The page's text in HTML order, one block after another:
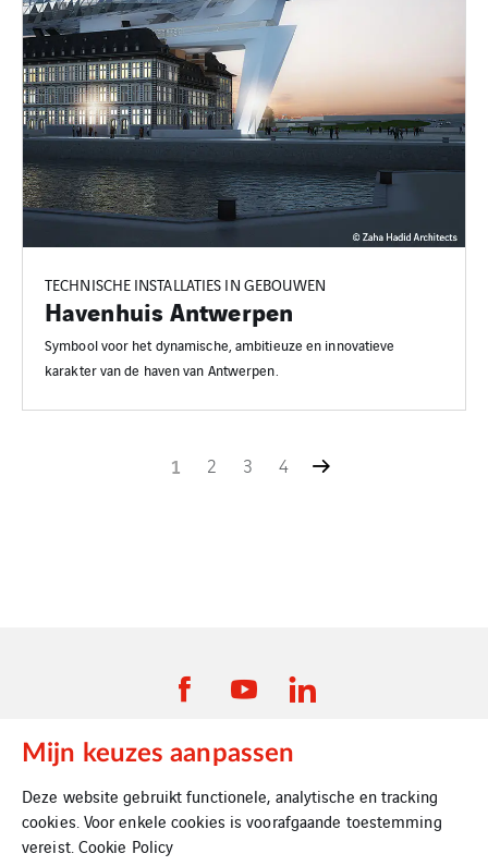
TECHNISCHE INSTALLATIES IN GEBOUWEN
Havenhuis Antwerpen
Symbool voor het dynamische, ambitieuze en innovatieve
karakter van de haven van Antwerpen.
1 2 3 4
VINCI Energies Belgium
VINCI Energies
Mijn keuzes aanpassen
Deze website gebruikt functionele, analytische en tracking
cookies. Voor enkele cookies is voorafgaande toestemming
vereist. Cookie Policy